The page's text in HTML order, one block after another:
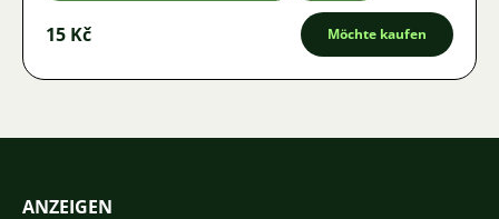
15 Kč Möchte kaufen
ANZEIGEN